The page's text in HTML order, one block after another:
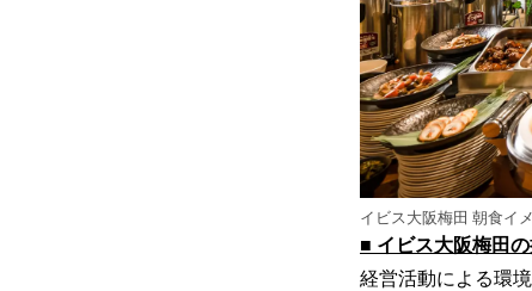
イビス大阪梅田 朝食イ
■ イビス大阪梅田
経営活動による環